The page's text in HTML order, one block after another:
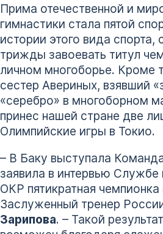
Прима отечественной и
гимнастики стала пятой
истории этого вида спорта,
трижды завоевать титул
личном многоборье. Кроме
сестер Авериных, взявший
«серебро» в многоборном
принес нашей стране две
Олимпийские игры в Токио.
– В Баку выступала
заявила в интервью
ОКР пятикратная
Заслуженный тренер
Зарипова. – Такой